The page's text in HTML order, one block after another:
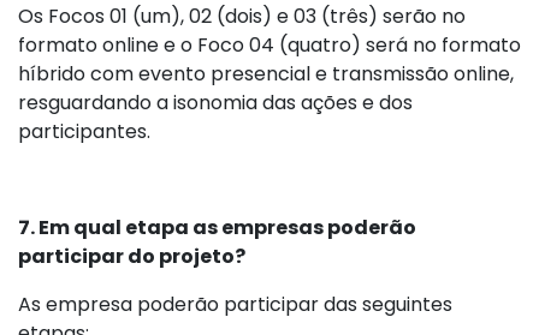
Os Focos 01 (um), 02 (dois) e 03 (três) serão no
formato online e o Foco 04 (quatro) será no formato
híbrido com evento presencial e transmissão online,
resguardando a isonomia das ações e dos
participantes.
7. Em qual etapa as empresas poderão
participar do projeto?
As empresa poderão participar das seguintes